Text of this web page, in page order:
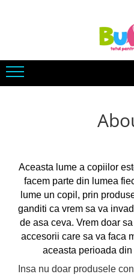
Arte si indemanare
Desen
Jucarii bebe
Jucarie din plus
Jucarii muzicale
Jucarii pentru Baie
Jucarii de exterior
Jucarii de rol
Jucarii educationale
Accesorii baie
Siguranta
Containere lapte praf
Seturi pentru masa
Sterilizatoare
Igiena si Sanatate
Accesorii igiena
Umidificatoare si purificatoare
Lampi de veghe
Body
Aceasta lume a copiilor
facem parte din lumea
lume un copil, prin
ganditi ca vrem sa va
de asa ceva. Vrem doar
accesorii care sa va faca
aceasta perioada
Insa nu doar produsele